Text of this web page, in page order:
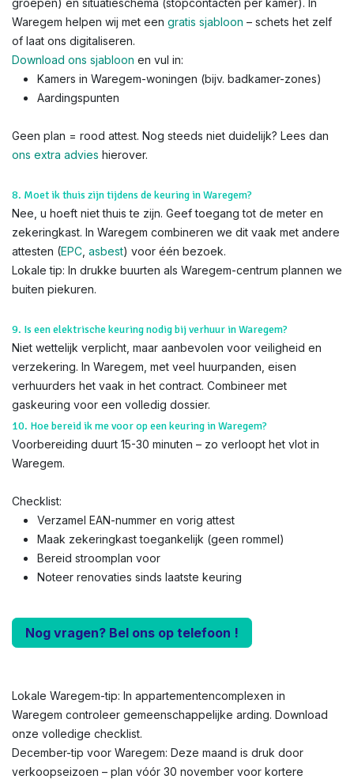
groepen) en situatieschema (stopcontacten per kamer). In
Waregem helpen wij met een gratis sjabloon – schets het zelf
of laat ons digitaliseren.
Download ons sjabloon en vul in:
Kamers in Waregem-woningen (bijv. badkamer-zones)
Aardingspunten
Geen plan = rood attest. Nog steeds niet duidelijk? Lees dan
ons extra advies hierover.
8. Moet ik thuis zijn tijdens de keuring in Waregem?
Nee, u hoeft niet thuis te zijn. Geef toegang tot de meter en
zekeringkast. In Waregem combineren we dit vaak met andere
attesten (EPC asbest) voor één bezoek.
Lokale tip: In drukke buurten als Waregem-centrum plannen we
buiten piekuren.
9. Is een elektrische keuring nodig bij verhuur in Waregem?
Niet wettelijk verplicht, maar aanbevolen voor veiligheid en
verzekering. In Waregem, met veel huurpanden, eisen
verhuurders het vaak in het contract. Combineer met
gaskeuring voor een volledig dossier.
10. Hoe bereid ik me voor op een keuring in Waregem?
Voorbereiding duurt 15-30 minuten – zo verloopt het vlot in
Waregem.
Checklist:
Verzamel EAN-nummer en vorig attest
Maak zekeringkast toegankelijk (geen rommel)
Bereid stroomplan voor
Noteer renovaties sinds laatste keuring
Nog vragen? Bel ons op telefoon !
Lokale Waregem-tip: In appartementencomplexen in
Waregem controleer gemeenschappelijke arding. Download
onze volledige checklist.
December-tip voor Waregem: Deze maand is druk door
verkoopseizoen – plan vóór 30 november voor kortere